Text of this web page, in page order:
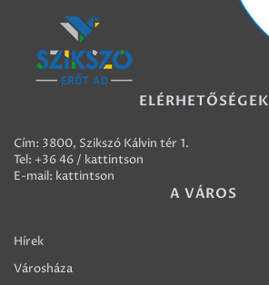
ELÉRHETŐSÉGEK
Cím: 3800, Szikszó Kálvin tér 1.
Tel: +36 46 / kattintson
E-mail: kattintson
A VÁROS
Hírek
Városháza